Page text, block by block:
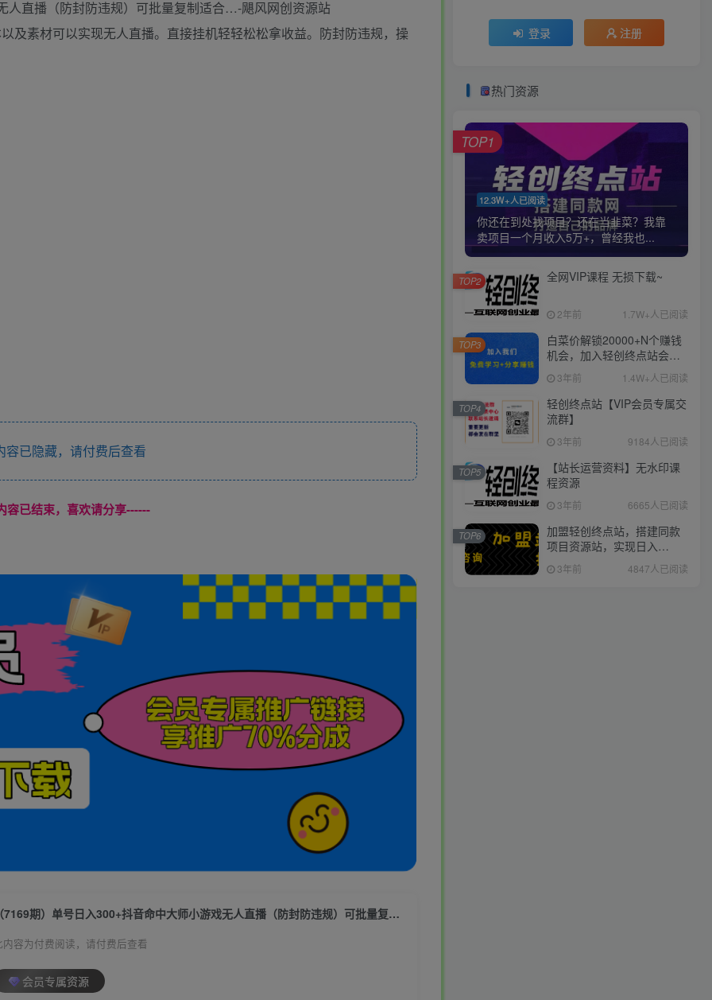
及素材可以实现无人直播。直接挂机轻轻松松拿收益。防封防违规，操
已隐藏，请付费后查看
容已结束，喜欢请分享------
（7169期）单号日入300+抖音命中大师小游戏无人直播（防封防违规）可批量复制适合…
内容为付费阅读，请付费后查看
会员专属资源
登录 注册
热门资源
12.3W+人已阅读
你还在到处找项目？还在当韭菜？我靠
卖项目一个月收入5万+，曾经我也...
TOP1
全网VIP课程 无损下载~
2年前 1.7W+人已阅读
TOP2
白菜价解锁20000+N个赚钱
机会，加入轻创终点站会
员，全站资源免费学习。
3年前 1.4W+人已阅读
TOP3
轻创终点站【VIP会员专属交
流群】
3年前 9184人已阅读
TOP4
【站长运营资料】无水印课
程资源
3年前 6665人已阅读
TOP5
加盟轻创终点站，搭建同款
项目资源站，实现日入
2000+
3年前 4847人已阅读
TOP6